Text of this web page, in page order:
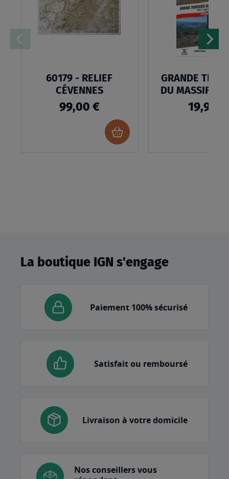
60179 - RELIEF
CÉVENNES
99,00 €
Ajouter
au
GRANDE
DU MASSIF
19,95 €
La boutique IGN s'engage
Paiement 100% sécurisé
Satisfait ou remboursé
Livraison à votre domicile
Nos conseillers vous